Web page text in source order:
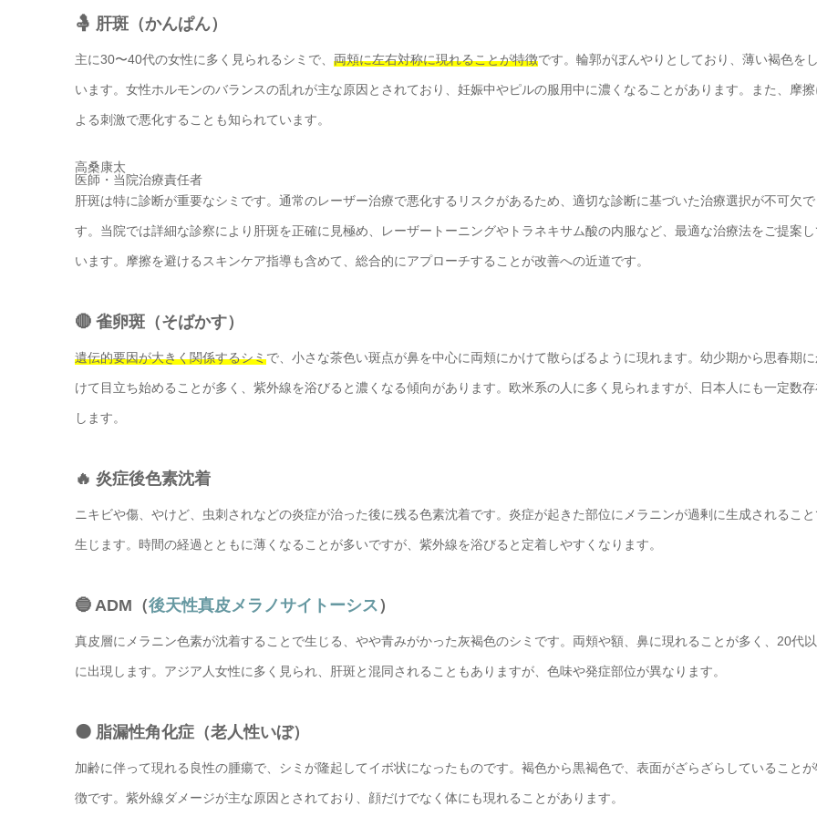
🤱 肝斑（かんぱん）
主に30〜40代の女性に多く見られるシミで、 両頬に左右対称に現れることが特徴です。輪郭がぼんやりとしており、薄い褐色を
います。女性ホルモンのバランスの乱れが主な原因とされており、妊娠中やピルの服用中に濃くなることがあります。また、摩
よる刺激で悪化することも知られています。
高桑康太
医師・当院治療責任者
肝斑は特に診断が重要なシミです。通常のレーザー治療で悪化するリスクがあるため、適切な診断に基づいた治療選択が不可欠で
す。当院では詳細な診察により肝斑を正確に見極め、レーザートーニングやトラネキサム酸の内服など、最適な治療法をご提案
います。摩擦を避けるスキンケア指導も含めて、総合的にアプローチすることが改善への近道です。
🔴 雀卵斑（そばかす）
遺伝的要因が大きく関係するシミで、小さな茶色い斑点が鼻を中心に両頬にかけて散らばるように現れます。幼少期から思春期
けて目立ち始めることが多く、紫外線を浴びると濃くなる傾向があります。欧米系の人に多く見られますが、日本人にも一定数
します。
🔥 炎症後色素沈着
ニキビや傷、やけど、虫刺されなどの炎症が治った後に残る色素沈着です。炎症が起きた部位にメラニンが過剰に生成されるこ
生じます。時間の経過とともに薄くなることが多いですが、紫外線を浴びると定着しやすくなります。
🔵 ADM（後天性真皮メラノサイトーシス）
真皮層にメラニン色素が沈着することで生じる、やや青みがかった灰褐色のシミです。両頬や額、鼻に現れることが多く、20代
に出現します。アジア人女性に多く見られ、肝斑と混同されることもありますが、色味や発症部位が異なります。
⚫ 脂漏性角化症（老人性いぼ）
加齢に伴って現れる良性の腫瘍で、シミが隆起してイボ状になったものです。褐色から黒褐色で、表面がざらざらしていること
徴です。紫外線ダメージが主な原因とされており、顔だけでなく体にも現れることがあります。